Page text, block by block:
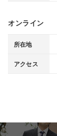
オンライン
所在地
アクセス